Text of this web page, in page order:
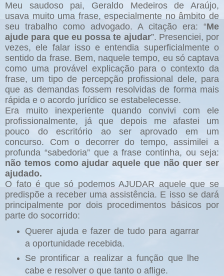
Meu saudoso pai, Geraldo Medeiros de Araújo,
usava muito uma frase, especialmente no âmbito de
seu trabalho como advogado. A citação era: “Me
ajude para que eu possa te ajudar”. Presenciei, por
vezes, ele falar isso e entendia superficialmente o
sentido da frase. Bem, naquele tempo, eu só captava
como uma provável explicação para o contexto da
frase, um tipo de percepção profissional dele, para
que as demandas fossem resolvidas de forma mais
rápida e o acordo jurídico se estabelecesse.
Era muito inexperiente quando convivi com ele
profissionalmente, já que depois me afastei um
pouco do escritório ao ser aprovado em um
concurso. Com o decorrer do tempo, assimilei a
profunda “sabedoria” que a frase continha, ou seja:
não temos como ajudar aquele que não quer ser
ajudado.
O fato é que só podemos AJUDAR aquele que se
predispõe a receber uma assistência. E isso se dará
principalmente por dois procedimentos básicos por
parte do socorrido:
Querer ajuda e fazer de tudo para agarrar
a oportunidade recebida.
Se prontificar a realizar a função que lhe
cabe e resolver o que tanto o aflige.